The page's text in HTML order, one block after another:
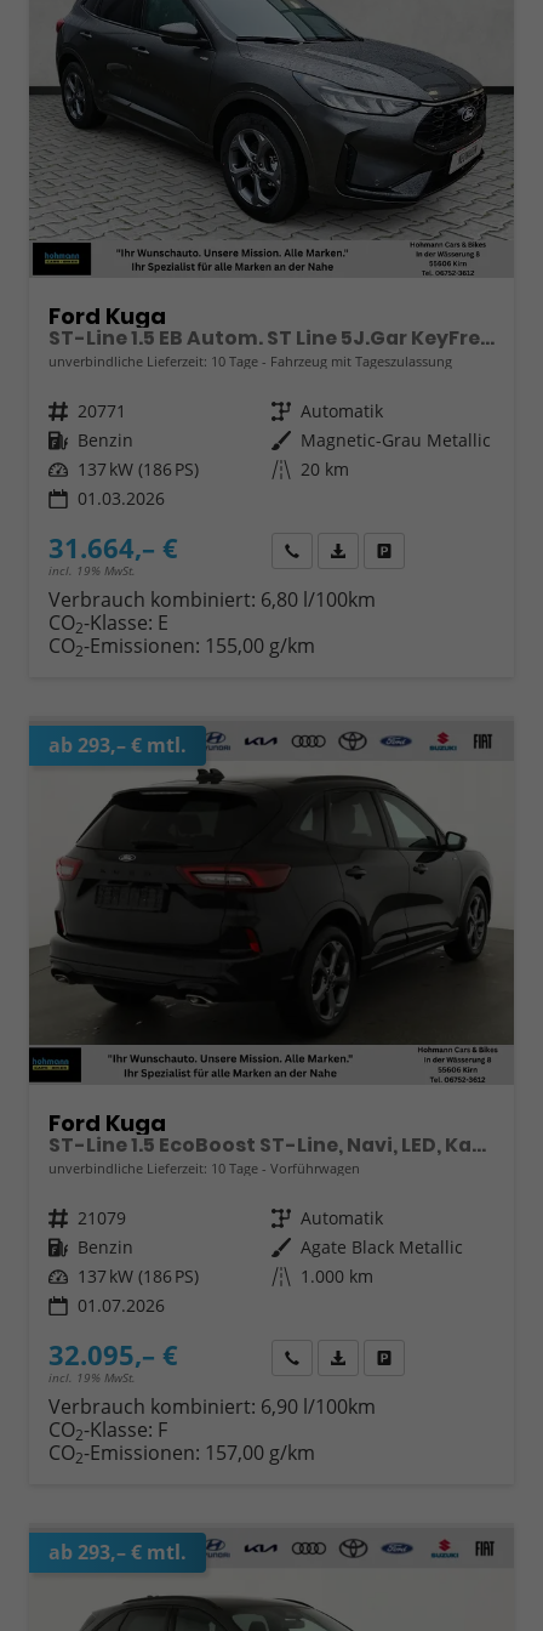
Ford Kuga
ST-Line 1.5 EB Autom. ST Line 5J.Gar KeyFree Kamera
unverbindliche Lieferzeit: 10 Tage Fahrzeug mit Tageszulassung
Fahrzeugnr. 20771 Getriebe Automatik
Kraftstoff Benzin Außenfarbe Magnetic-Grau Metallic
Leistung 137 kW (186 PS) Kilometerstand 20 km
01.03.2026
31.664,– €
incl. 19% MwSt.
Wir rufen Sie anFahrzeugexposé (PDF)
Verbrauch kombiniert: 6,80 l/100km
CO2-Klasse: E
CO2-Emissionen: 155,00 g/km
ab 293,– € mtl.
Ford Kuga
ST-Line 1.5 EcoBoost ST-Line, Navi, LED, Kamera, Winter, FS beheizbar
unverbindliche Lieferzeit: 10 Tage Vorführwagen
Fahrzeugnr. 21079 Getriebe Automatik
Kraftstoff Benzin Außenfarbe Agate Black Metallic
Leistung 137 kW (186 PS) Kilometerstand 1.000 km
01.07.2026
32.095,– €
incl. 19% MwSt.
Wir rufen Sie anFahrzeugexposé (PDF)
Verbrauch kombiniert: 6,90 l/100km
CO2-Klasse: F
CO2-Emissionen: 157,00 g/km
ab 293,– € mtl.